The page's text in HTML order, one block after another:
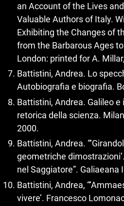
an Account of the Lives
Valuable Authors of Italy.
Exhibiting the Changes of
from the Barbarous Ages
London: printed for A.
Battistini, Andrea. Lo
Autobiografia e biografia.
Battistini, Andrea. Galileo
retorica della scienza.
2000.
Battistini, Andrea.
geometriche
nel Saggiatore”. Galiaeana
Battistini, Andrea,
vivere’. Francesco